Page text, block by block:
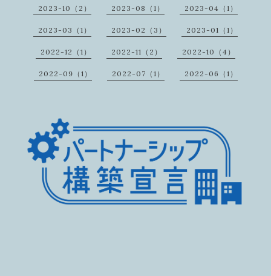
2023-10（2） 2023-08（1） 2023-04（1）
2023-03（1） 2023-02（3） 2023-01（1）
2022-12（1） 2022-11（2） 2022-10（4）
2022-09（1） 2022-07（1） 2022-06（1）